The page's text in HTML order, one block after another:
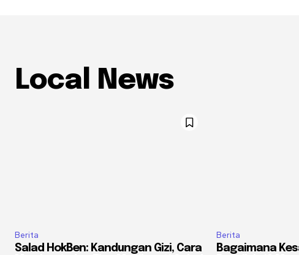
Local News
Berita
Salad HokBen: Kandungan Gizi, Cara
Berita
Bagaimana